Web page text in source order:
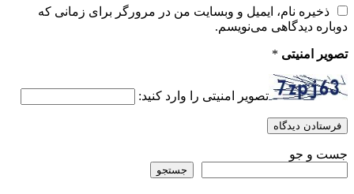
ذخیره نام، ایمیل و وبسایت من در مرورگر برای زمانی که
دوباره دیدگاهی می‌نویسم.
تصویر امنیتی *
تصویر امنیتی را وارد کنید:
جست و جو
جستجو